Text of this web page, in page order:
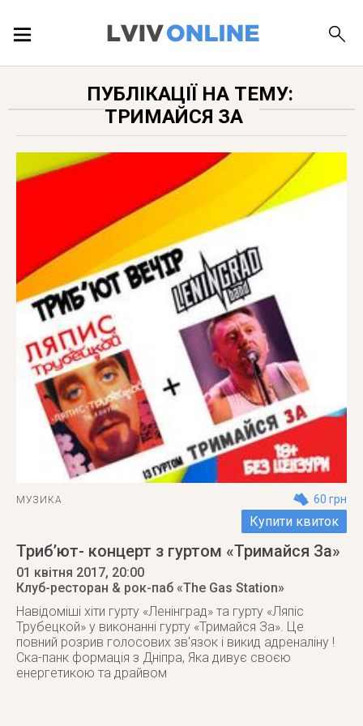
ДОВІДКА
ПУБЛІКАЦІЇ НА ТЕМУ:
ТРИМАЙСЯ ЗА
МУЗИКА 60 грн
Купити квиток
Триб’ют- концерт з гуртом «Тримайся За»
01 квітня 2017, 20:00
Клуб-ресторан & рок-паб «The Gas Station»
Навідоміші хіти гурту «Ленінград» та гурту «Ляпіс
Трубецкой» у виконанні гурту «Тримайся За». Це
повний розрив голосових зв'язок і викид адреналіну !
Ска-панк формація з Дніпра, Яка дивує своєю
енергетикою та драйвом